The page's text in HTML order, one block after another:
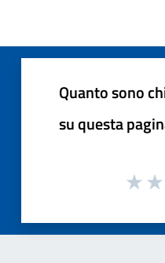
Quanto sono
su questa